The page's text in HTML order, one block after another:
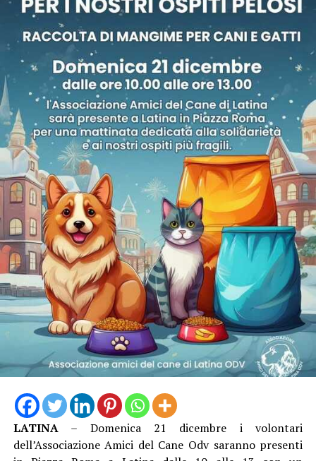
LATINA– Domenica 21 dicembre i volontari
dell’Associazione Amici del Cane Odv saranno presenti